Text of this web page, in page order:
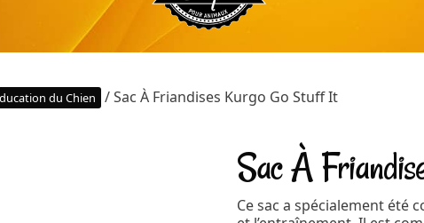
du Chien / Sac À Friandises Kurgo Go Stuff It
Sac À
Ce sac a spécialement été